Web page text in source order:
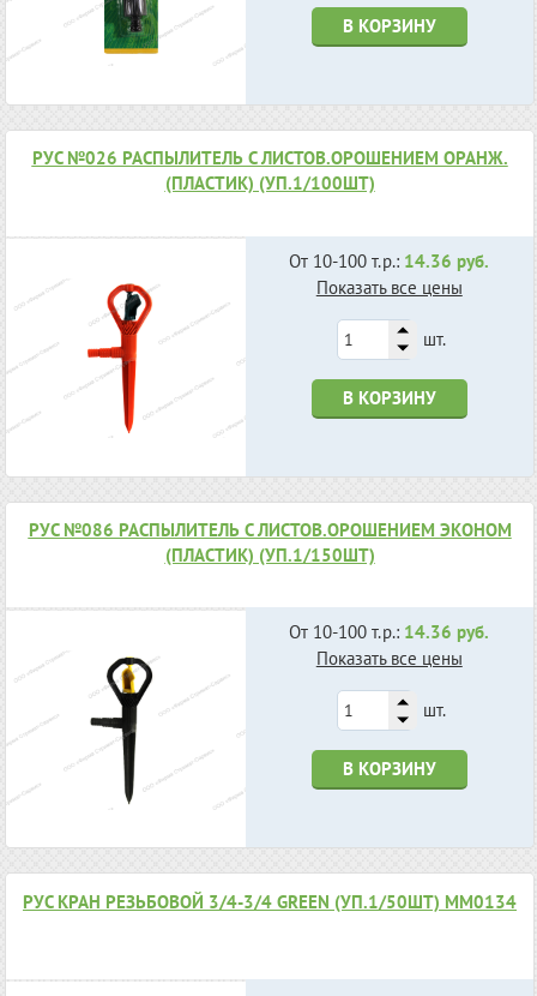
В КОРЗИНУ
РУС №026 РАСПЫЛИТЕЛЬ С ЛИСТОВ.ОРОШЕНИЕМ ОРАНЖ.
(ПЛАСТИК) (УП.1/100ШТ)
От 10-100 т.р.: 14.36 руб.
Показать все цены
шт.
В КОРЗИНУ
РУС №086 РАСПЫЛИТЕЛЬ С ЛИСТОВ.ОРОШЕНИЕМ ЭКОНОМ
(ПЛАСТИК) (УП.1/150ШТ)
От 10-100 т.р.: 14.36 руб.
Показать все цены
шт.
В КОРЗИНУ
РУС КРАН РЕЗЬБОВОЙ 3/4-3/4 GREEN (УП.1/50ШТ) MM0134